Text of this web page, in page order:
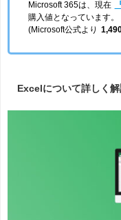
Microsoft 365は、現在
購入値となっています。
(Microsoft公式より
Excelについて詳しく